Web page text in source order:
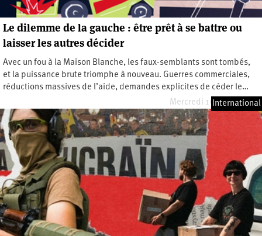
Le dilemme de la gauche : être prêt à se battre ou
laisser les autres décider
Avec un fou à la Maison Blanche, les faux-­semblants sont tombés,
et la puissance brute triomphe à nouveau. Guerres commerciales,
réductions massives de l’aide, demandes explicites de céder le…
Mercredi 19 février 2025
International